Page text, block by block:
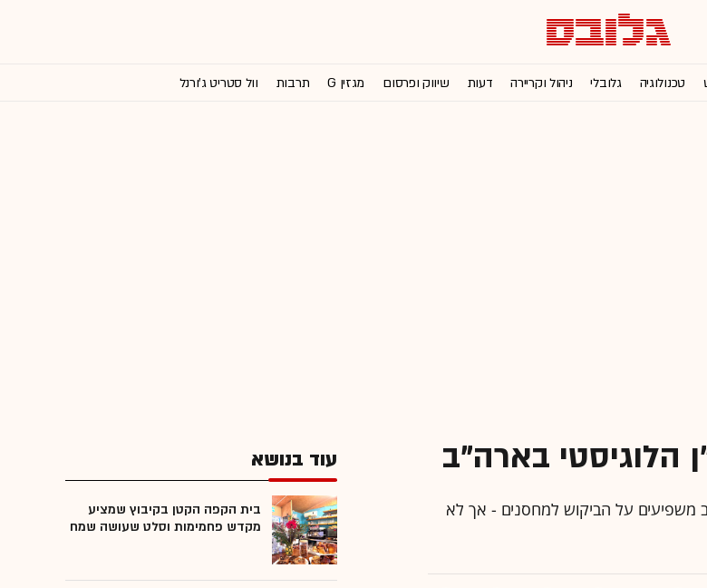
טכנולוגיה גלובלי ניהול וקריירה דעות שיווק ופרסום מגזין G תרבות וול סטריט ג'ורנל
משפיעים על הביקוש למחסנים - אך לא
עוד בנושא
בית הקפה הקטן בקיבוץ שמציע
מקדש פחמימות וסלט שעושה שמח